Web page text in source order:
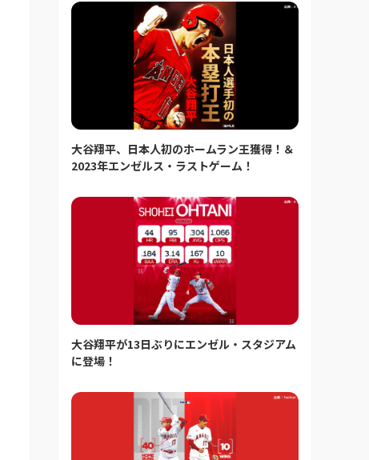
大谷翔平、日本人初のホームラン王獲得！＆
2023年エンゼルス・ラストゲーム！
大谷翔平が13日ぶりにエンゼル・スタジアム
に登場！